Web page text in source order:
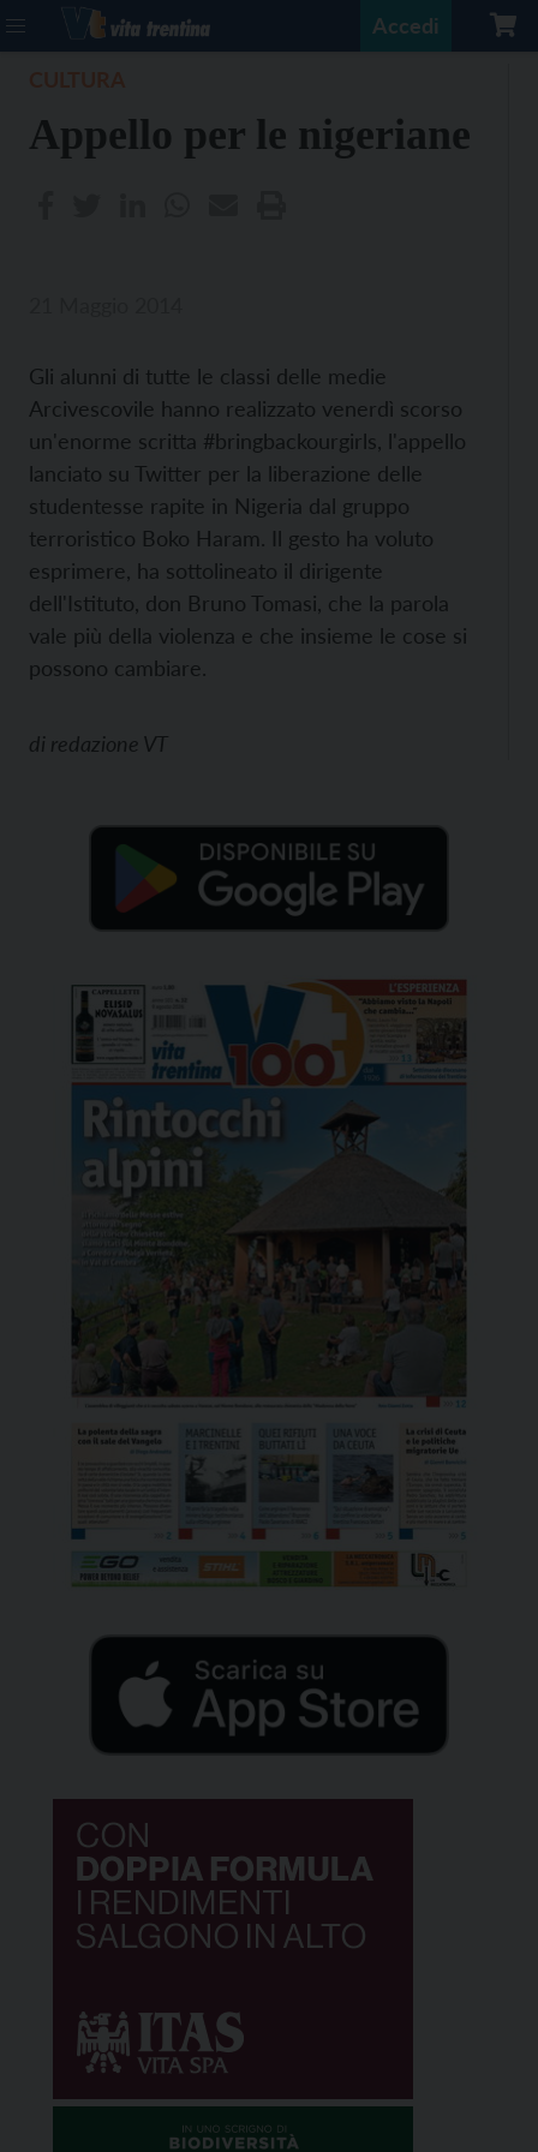
Accedi
Appello per le nigeriane
Gli alunni di tutte le classi delle medie
Arcivescovile hanno realizzato venerdì scorso
un'enorme scritta #bringbackourgirls, l'appello
lanciato su Twitter per la liberazione delle
studentesse rapite in Nigeria dal gruppo
terroristico Boko Haram. Il gesto ha voluto
esprimere, ha sottolineato il dirigente
dell'Istituto, don Bruno Tomasi, che la parola
vale più della violenza e che insieme le cose si
possono cambiare.
di redazione VT